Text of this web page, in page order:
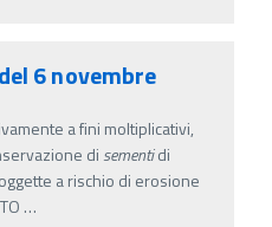
6 novembre
a fini moltiplicativi,
di sementidi
a rischio di erosione
…